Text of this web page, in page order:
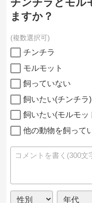
ますか？
複数選択可
チンチラ
モルモット
飼っていない
飼いたい(チンチラ)
飼いたい(モルモッ
他の動物を飼って